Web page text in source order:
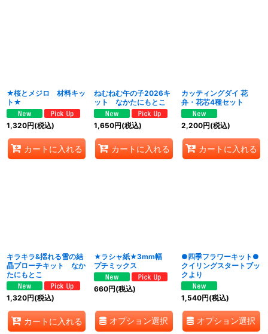
★桜とメジロ 材料キッ
ト★
1,320円(税込)
カートに入れる
ねむねむ午の子2026キ
ット なかたにもとこ
1,650円(税込)
カートに入れる
カッティングダイ 花
弁・花芯4種セット
2,200円(税込)
カートに入れる
キラキラ&揺れる雪の結
晶ブローチキット なか
たにもとこ
1,320円(税込)
カートに入れる
★ラシャ紙★3mm幅
プチミックス
660円(税込)
オプション選択
●四季フラワーキット●
クイリングスタートブッ
クより
1,540円(税込)
オプション選択